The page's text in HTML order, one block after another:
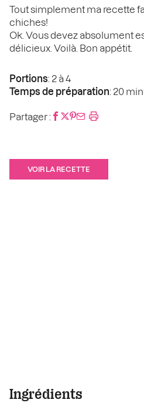
Tout simplement ma recette
chiches!
Ok. Vous devez absolument
délicieux. Voilà. Bon appétit.
Portions: 2 à 4
Temps de préparation: 20
Partager :
VOIR LA RECETTE
Ingrédients